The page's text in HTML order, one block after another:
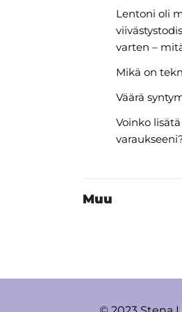
Lentoni oli
varten –
Mikä on
Väärä
Voinko
Muu